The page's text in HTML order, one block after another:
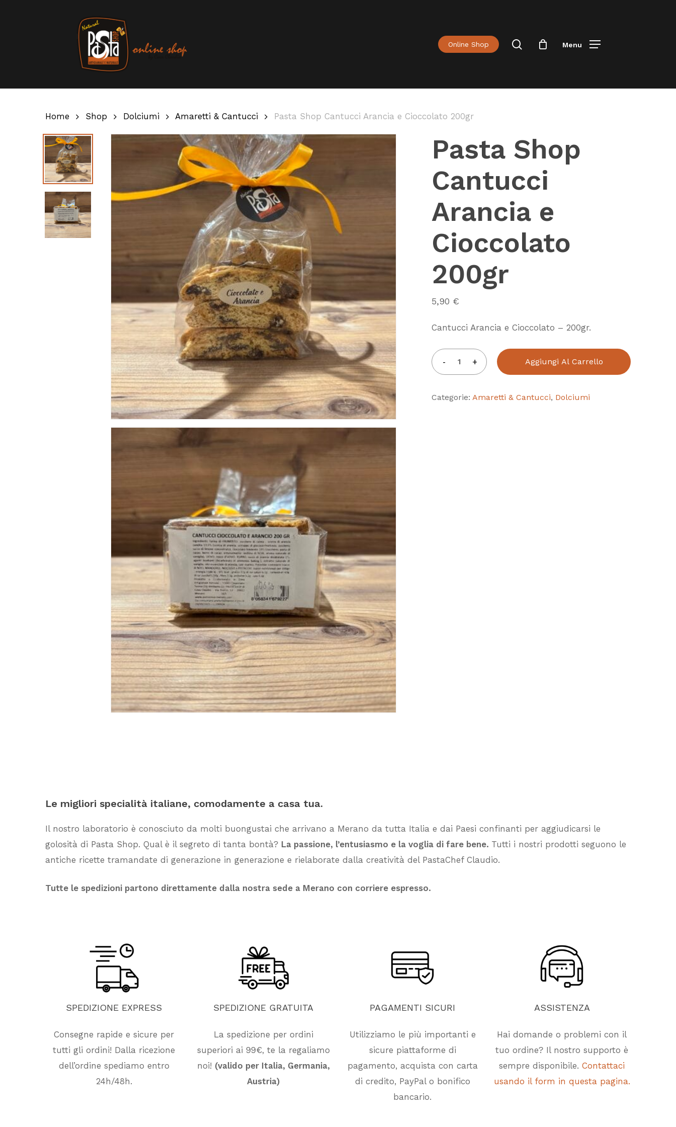
Online Shop Cerca Menu
Nessun prodotto nel carrello.
Home Shop Dolciumi Amaretti & Cantucci Pasta Shop Cantucci Arancia e Cioccolato 200gr
Pasta Shop
Cantucci
Arancia e
Cioccolato
200gr
5,90 €
Cantucci Arancia e Cioccolato – 200gr.
Aggiungi Al Carrello
Categorie: Amaretti & Cantucci, Dolciumi
Le migliori specialità italiane, comodamente a casa tua.
Il nostro laboratorio è conosciuto da molti buongustai che arrivano a Merano da tutta Italia e dai Paesi confinanti per aggiudicarsi le
golosità di Pasta Shop. Qual è il segreto di tanta bontà? La passione, l’entusiasmo e la voglia di fare bene. Tutti i nostri prodotti seguono le
antiche ricette tramandate di generazione in generazione e rielaborate dalla creatività del PastaChef Claudio.
Tutte le spedizioni partono direttamente dalla nostra sede a Merano con corriere espresso.
SPEDIZIONE EXPRESS
Consegne rapide e sicure per
tutti gli ordini! Dalla ricezione
dell’ordine spediamo entro
24h/48h.
SPEDIZIONE GRATUITA
La spedizione per ordini
superiori ai 99€, te la regaliamo
noi! (valido per Italia, Germania,
Austria)
PAGAMENTI SICURI
Utilizziamo le più importanti e
sicure piattaforme di
pagamento, acquista con carta
di credito, PayPal o bonifico
bancario.
ASSISTENZA
Hai domande o problemi con il
tuo ordine? Il nostro supporto è
sempre disponibile.Contattaci
usando il form in questa pagina.